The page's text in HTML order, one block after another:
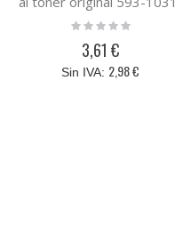
Cyan
Rating:
3,61 €
2,98 €